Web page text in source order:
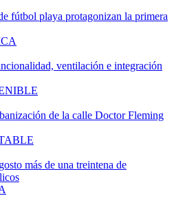
fútbol playa protagonizan la primera
ventilación e integración
de la calle Doctor Fleming
más de una treintena de